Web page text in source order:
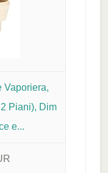
Vaporiera,
Piani), Dim
e...